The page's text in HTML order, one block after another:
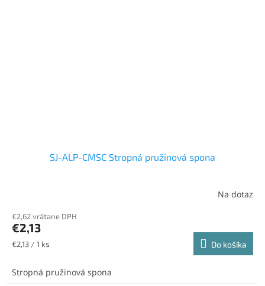
SJ-ALP-CMSC Stropná pružinová spona
Na dotaz
€2,62 vrátane DPH
€2,13
Jednotková
€2,13 / 1 ks Do košíka
Stropná pružinová spona